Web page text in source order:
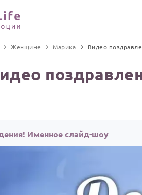
Женщине Марика Видео
Именное слайд-шоу